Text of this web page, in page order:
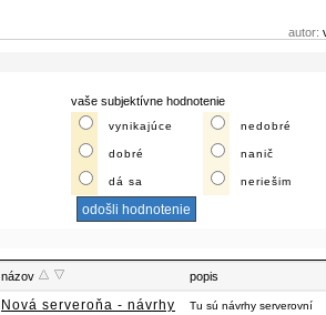
autor:
vaše subjektívne hodnotenie
vynikajúce nedobré
dobré nanič
dá sa neriešim
názov popis
Nová serveroňa - návrhy Tu sú návrhy serverovní